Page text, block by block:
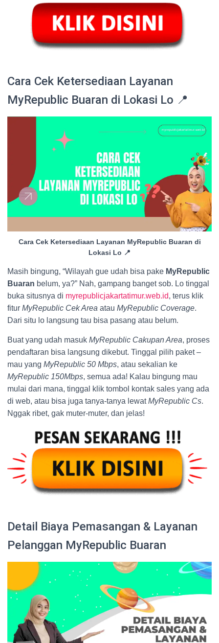
Cara Cek Ketersediaan Layanan
MyRepublic Buaran di Lokasi Lo 📍
Cara Cek Ketersediaan Layanan MyRepublic Buaran di
Lokasi Lo 📍
Masih bingung, “Wilayah gue udah bisa pake MyRepublic
Buaran belum, ya?” Nah, gampang banget sob. Lo tinggal
buka situsnya di myrepublicjakartatimur.web.id, terus klik
fitur MyRepublic Cek Area atau MyRepublic Coverage.
Dari situ lo langsung tau bisa pasang atau belum.
Buat yang udah masuk MyRepublic Cakupan Area, proses
pendaftaran bisa langsung dikebut. Tinggal pilih paket –
mau yang MyRepublic 50 Mbps, atau sekalian ke
MyRepublic 150Mbps, semua ada! Kalau bingung mau
mulai dari mana, tinggal klik tombol kontak sales yang ada
di web, atau bisa juga tanya-tanya lewatMyRepublic Cs.
Nggak ribet, gak muter-muter, dan jelas!
Detail Biaya Pemasangan & Layanan
Pelanggan MyRepublic Buaran